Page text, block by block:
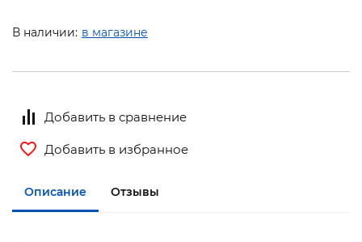
В наличии: в магазине
Добавить в сравнение
Добавить в избранное
Описание Отзывы